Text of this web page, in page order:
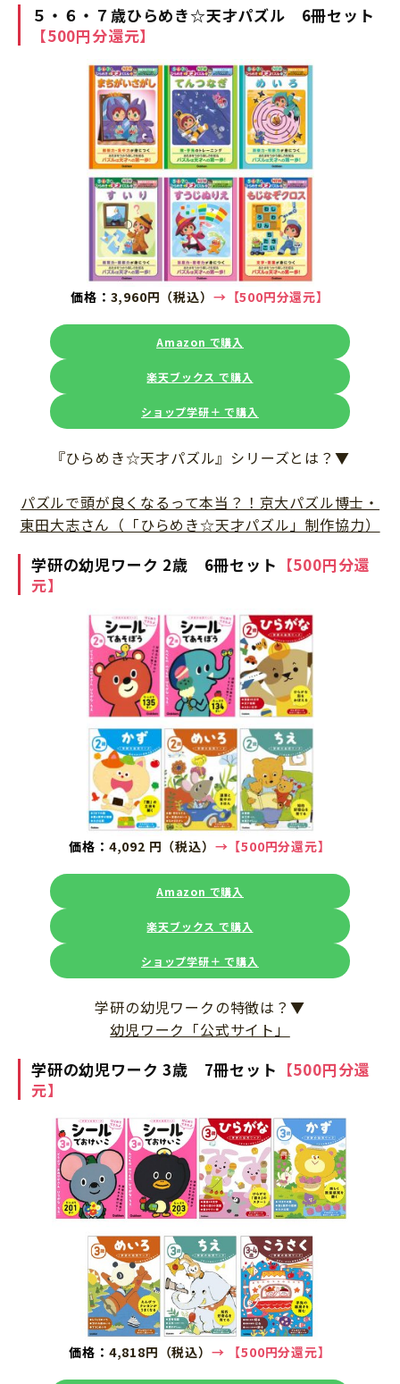
５・６・７歳ひらめき☆天才パズル 6冊セット
【500円分還元】
価格： 3,960円（税込） →【500円分還元】
Amazon で購入
楽天ブックス で購入
ショップ学研＋ で購入
『ひらめき☆天才パズル』シリーズとは？▼
パズルで頭が良くなるって本当？！京大パズル博士・
東田大志さん（「ひらめき☆天才パズル」制作協力）
学研の幼児ワーク 2歳 6冊セット 【500円分還
元】
価格： 4,092 円（税込） →【500円分還元】
Amazon で購入
楽天ブックス で購入
ショップ学研＋ で購入
学研の幼児ワークの特徴は？▼
幼児ワーク「公式サイト」
学研の幼児ワーク 3歳 7冊セット 【500円分還
元】
価格： 4,818円（税込） → 【500円分還元】